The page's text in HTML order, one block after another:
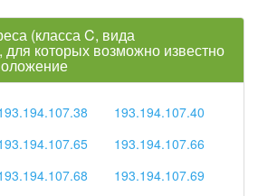
(класса C, вида
которых возможно известно
193.194.107.40
193.194.107.66
193.194.107.69